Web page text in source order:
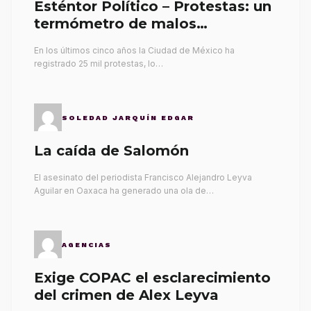
Esténtor Político – Protestas: un
termómetro de malos
En los últimos cinco años la Ciudad de México ha
registrado 25 mil protestas, lo…
SOLEDAD JARQUÍN EDGAR
La caída de Salomón
El asesinato del periodista Francisco Alejandro Leyva
Aguilar en Oaxaca ha generado una ola de…
AGENCIAS
Exige COPAC el esclarecimiento
del crimen de Alex Leyva